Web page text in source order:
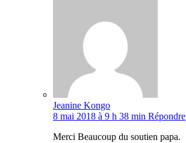
Jeanine Kongo
8 mai 2018 à 9 h 38 min Répondre
Merci Beaucoup du soutien papa.